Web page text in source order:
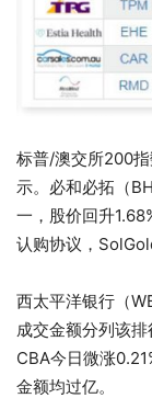
标普/澳交所200
示。必和必拓（
一，股价回升
认购协议，
西太平洋银行（
成交金额分列该
CBA今日微涨
金额均过亿。